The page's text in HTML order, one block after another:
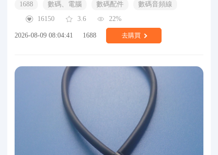
1688 數碼、電腦 數碼配件
數碼音頻線
16150
3.6 22%
2026-08-09 08:04:41 1688 去購買